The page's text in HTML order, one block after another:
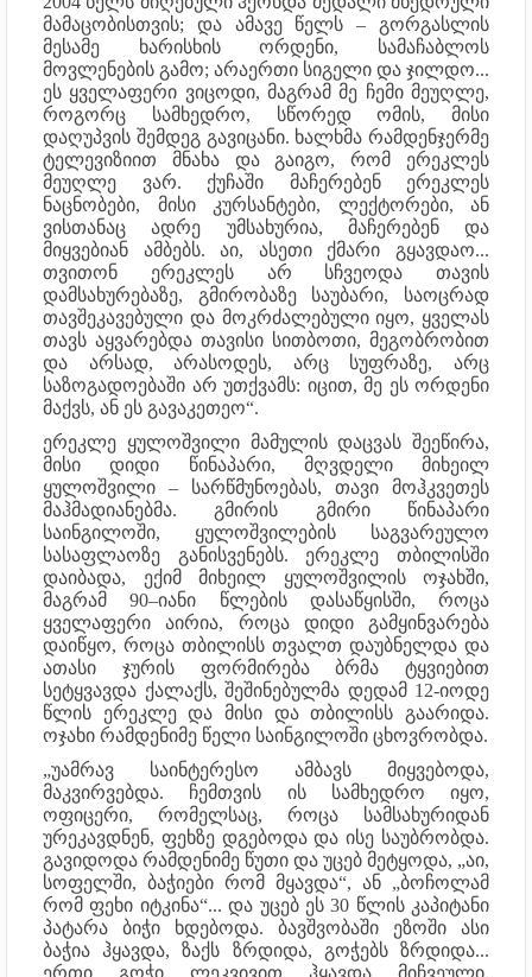
მამაცობისთვის; და ამავე წელს – გორგასლის
მესამე ხარისხის ორდენი, სამაჩაბლოს
მოვლენების გამო; არაერთი სიგელი და ჯილდო...
ეს ყველაფერი ვიცოდი, მაგრამ მე ჩემი მეუღლე,
როგორც სამხედრო, სწორედ ომის, მისი
დაღუპვის შემდეგ გავიცანი. ხალხმა რამდენჯერმე
ტელევიზიით მნახა და გაიგო, რომ ერეკლეს
მეუღლე ვარ. ქუჩაში მაჩერებენ ერეკლეს
ნაცნობები, მისი კურსანტები, ლექტორები, ან
ვისთანაც ადრე უმსახურია, მაჩერებენ და
მიყვებიან ამბებს. აი, ასეთი ქმარი გყავდაო...
თვითონ ერეკლეს არ სჩვეოდა თავის
დამსახურებაზე, გმირობაზე საუბარი, საოცრად
თავშეკავებული და მოკრძალებული იყო, ყველას
თავს აყვარებდა თავისი სითბოთი, მეგობრობით
და არსად, არასოდეს, არც სუფრაზე, არც
საზოგადოებაში არ უთქვამს: იცით, მე ეს ორდენი
მაქვს, ან ეს გავაკეთეო“.
ერეკლე ყულოშვილი მამულის დაცვას შეეწირა,
მისი დიდი წინაპარი, მღვდელი მიხეილ
ყულოშვილი – სარწმუნოებას, თავი მოჰკვეთეს
მაჰმადიანებმა. გმირის გმირი წინაპარი
საინგილოში, ყულოშვილების საგვარეულო
სასაფლაოზე განისვენებს. ერეკლე თბილისში
დაიბადა, ექიმ მიხეილ ყულოშვილის ოჯახში,
მაგრამ 90–იანი წლების დასაწყისში, როცა
ყველაფერი აირია, როცა დიდი გამყინვარება
დაიწყო, როცა თბილისს თვალთ დაუბნელდა და
ათასი ჯურის ფორმირება ბრმა ტყვიებით
სეტყვავდა ქალაქს, შეშინებულმა დედამ 12-იოდე
წლის ერეკლე და მისი და თბილისს გაარიდა.
ოჯახი რამდენიმე წელი საინგილოში ცხოვრობდა.
„უამრავ საინტერესო ამბავს მიყვებოდა,
მაკვირვებდა. ჩემთვის ის სამხედრო იყო,
ოფიცერი, რომელსაც, როცა სამსახურიდან
ურეკავდნენ, ფეხზე დგებოდა და ისე საუბრობდა.
გავიდოდა რამდენიმე წუთი და უცებ მეტყოდა, „აი,
სოფელში, ბაჭიები რომ მყავდა“, ან „ბოჩოლამ
რომ ფეხი იტკინა“... და უცებ ეს 30 წლის კაპიტანი
პატარა ბიჭი ხდებოდა. ბავშვობაში ეზოში ასი
ბაჭია ჰყავდა, ზაქს ზრდიდა, გოჭებს ზრდიდა...
ერთი გოჭი ლეკვივით ჰყავდა მიჩვეული.